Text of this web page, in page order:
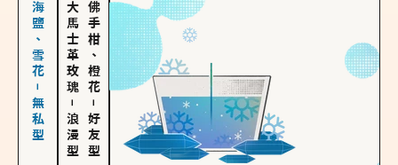
海鹽、雪花－無私型 大馬士革玫瑰
－
浪漫型
佛手柑、橙花
－
好友型